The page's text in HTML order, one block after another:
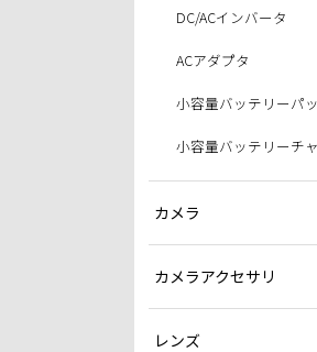
DC/ACインバータ
ACアダプタ
小容量バッテリーパ
小容量バッテリーチ
カメラ
カメラアクセサリ
レンズ